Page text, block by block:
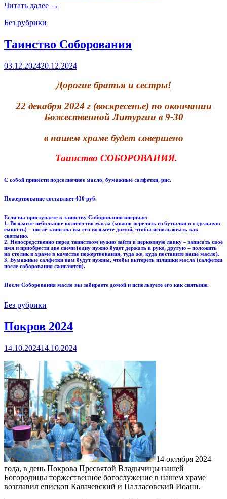
Читать далее →
Без рубрики
Таинство Соборования
03.12.202420.12.2024
Дорогие братья и сестры!
22 декабря 2024 г (воскресенье) по окончании
Божественной Литургии в 9-30
в нашем храме будет совершено
Таинство СОБОРОВАНИЯ.
С собой принести подсолнечное масло, бумажные салфетки, рис.
Пожертвование составляет 430 руб.
Если вы приступаете к таинству Соборования впервые:
1. Возьмите небольшое количество масла (можно перелить из бутылки в отдельную
емкость) – после таинства вы его возьмете домой, чтобы использовать как
святыню.
2. Непосредственно перед таинством нужно зайти в церковную лавку – записать свое
имя и приобрести две свечи (одну нужно будет держать в руке, другую – положить
на столик в храме в качестве пожертвования, туда же, куда поставите ваше масло).
3. Бумажные салфетки вам будут нужны, чтобы вытереть излишки масла (салфетки
после соборования сжигаются).
После Соборования масло вы забираете домой и используете его как святыню.
Без рубрики
Покров 2024
14.10.202414.10.2024
14 октября 2024
года, в день Покрова Пресвятой Владычицы нашей
Богородицы торжественное богослужение в нашем храме
возглавил епископ Калачевский и Палласовский Иоанн.